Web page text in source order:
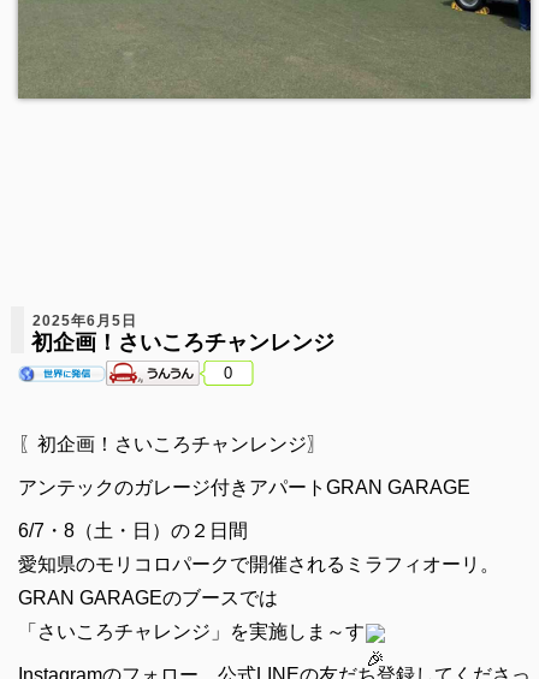
2025年6月5日
初企画！さいころチャンレンジ
0
〖初企画！さいころチャンレンジ〗
アンテックのガレージ付きアパートGRAN GARAGE
6/7・8（土・日）の２日間
愛知県のモリコロパークで開催されるミラフィオーリ。
GRAN GARAGEのブースでは
「さいころチャレンジ」を実施しま～す